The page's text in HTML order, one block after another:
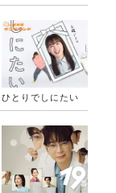
ひとりでしにたい